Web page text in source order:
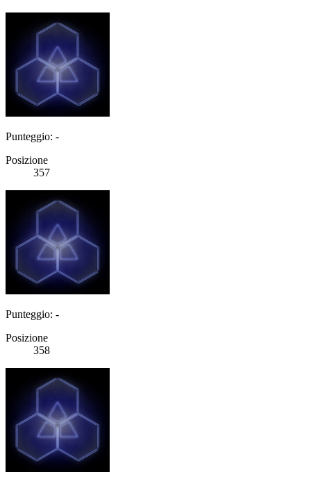
Punteggio: -
Posizione
357
Punteggio: -
Posizione
358